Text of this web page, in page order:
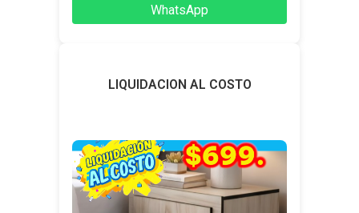
WhatsApp
LIQUIDACION AL COSTO